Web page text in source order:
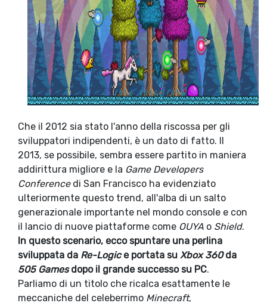
Che il 2012 sia stato l'anno della riscossa per gli
sviluppatori indipendenti, è un dato di fatto. Il
2013, se possibile, sembra essere partito in maniera
addirittura migliore e la Game Developers
Conference di San Francisco ha evidenziato
ulteriormente questo trend, all'alba di un salto
generazionale importante nel mondo console e con
il lancio di nuove piattaforme come OUYA o Shield.
In questo scenario, ecco spuntare una perlina
sviluppata da Re-Logice portata su Xbox 360da
505 Gamesdopo il grande successo su PC.
Parliamo di un titolo che ricalca esattamente le
meccaniche del celeberrimo Minecraft,